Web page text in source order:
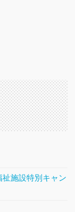
施設特別キャン